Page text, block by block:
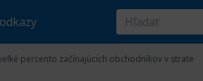
percento začínajúcich obchodníkov v strate